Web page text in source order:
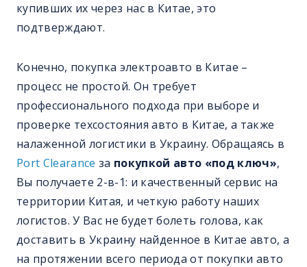
купивших их через нас в Китае, это
подтверждают.
Конечно, покупка электроавто в Китае –
процесс не простой. Он требует
профессионального подхода при выборе и
проверке техсостояния авто в Китае, а также
налаженной логистики в Украину. Обращаясь в
Port Clearance за покупкой авто «под ключ»,
Вы получаете 2-в-1: и качественный сервис на
территории Китая, и четкую работу наших
логистов. У Вас не будет болеть голова, как
доставить в Украину найденное в Китае авто, а
на протяжении всего периода от покупки авто